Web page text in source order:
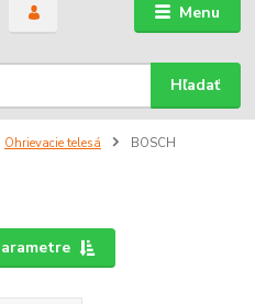
Menu
Hľadať
Ohrievacie telesá BOSCH